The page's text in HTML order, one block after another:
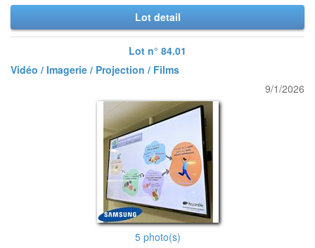
Lot detail
Lot n° 84.01
Vidéo / Imagerie / Projection / Films
9/1/2026
5 photo(s)